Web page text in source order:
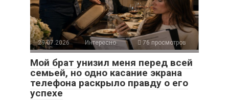
29.07.2026 Интересно 76 просмотров
Мой брат унизил меня перед всей
семьей, но одно касание экрана
телефона раскрыло правду о его
успехе